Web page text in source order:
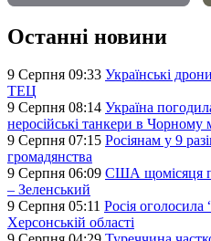
Останні новини
9 Серпня 09:33 Українські
ТЕЦ
9 Серпня 08:14 Україна
неросійські танкери в Чорному
9 Серпня 07:15 Росіянам у 9
громадянства
9 Серпня 06:09 США щомісяця
– Зеленський
9 Серпня 05:11 Росія оголосила
Херсонській області